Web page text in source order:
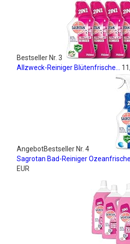
Bestseller Nr. 3
Allzweck-Reiniger Blütenfrische...
AngebotBestseller Nr. 4
Sagrotan Bad-Reiniger Ozeanfrische
EUR